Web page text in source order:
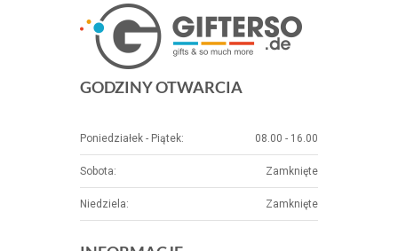
GODZINY OTWARCIA
Poniedziałek - Piątek: 08.00 - 16.00
Sobota: Zamknięte
Niedziela: Zamknięte